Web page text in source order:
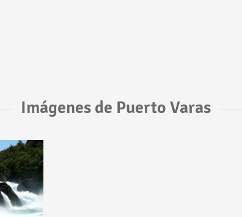
Imágenes de Puerto Varas